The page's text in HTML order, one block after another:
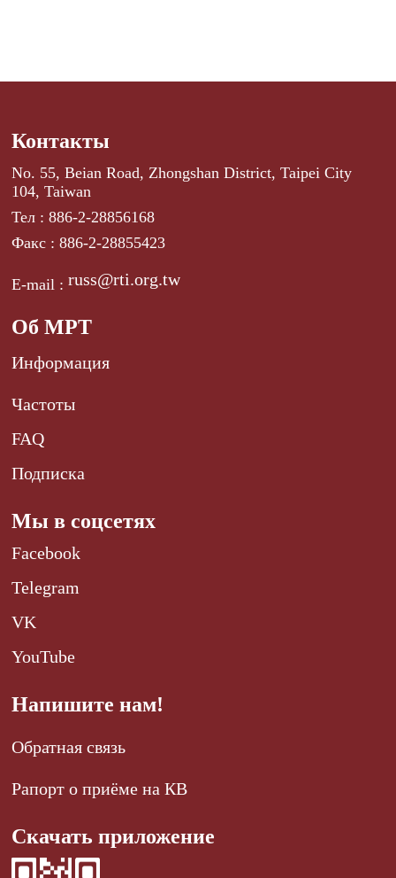
Контакты
No. 55, Beian Road, Zhongshan District, Taipei City
104, Taiwan
Тел : 886-2-28856168
Факс : 886-2-28855423
E-mail :russ@rti.org.tw
Об МРТ
Информация
Частоты
FAQ
Подписка
Мы в соцсетях
Facebook
Telegram
VK
YouTube
Напишите нам!
Обратная связь
Рапорт о приёме на КВ
Скачать приложение